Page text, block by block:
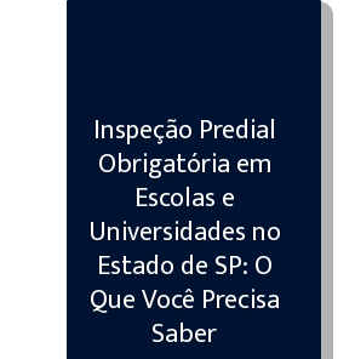
Inspeção Predial
Obrigatória em
Escolas e
Universidades no
Estado de SP: O
Que Você Precisa
Saber